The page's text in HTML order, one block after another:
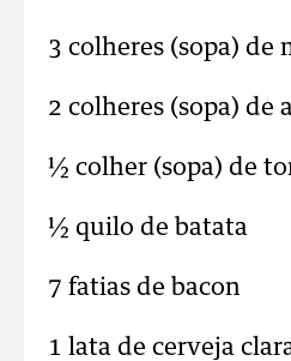
3 colheres (sopa) de
2 colheres (sopa) de
½ colher (sopa) de
½ quilo de batata
7 fatias de bacon
1 lata de cerveja